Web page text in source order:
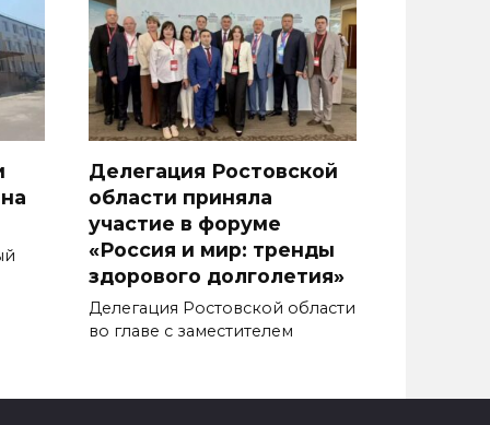
Делегация Ростовской
области приняла
участие в форуме
«Россия и мир: тренды
здорового долголетия»
Делегация Ростовской области
во главе с заместителем